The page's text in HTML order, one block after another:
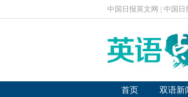
中国日报英文网 中国日
首页 双语新